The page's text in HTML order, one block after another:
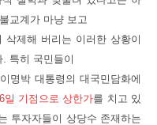
교계가 마냥 보고
삭제해 버리는 이러한 상황이
특히 국민들이
명박 대통령의 대국민담화에
일 기점으로 상한가를 치고 있
투자자들이 상당수 존재하는